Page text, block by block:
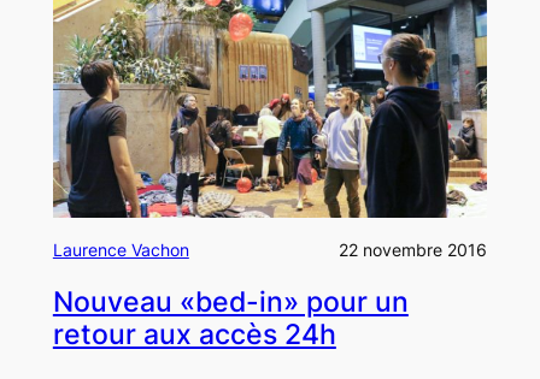
Laurence Vachon 22 novembre 2016
Nouveau «bed-in» pour un
retour aux accès 24h